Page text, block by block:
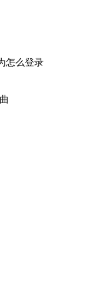
怎么登录